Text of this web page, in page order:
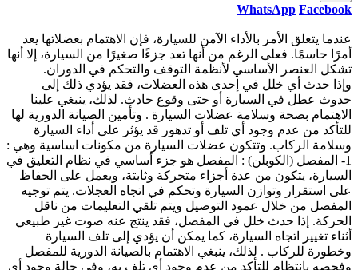
WhatsApp Facebook
عندما يتعلق الأمر بالأداء الآمن للسيارة، فإن الاهتمام بعضلاتها يعد
أمرًا حاسمًا. فعلى الرغم من أنها تعد جزءًا صغيرًا من السيارة، إلا أنها
تشكل العنصر الأساسي لأنظمة التوقف والتحكم في الدوران.
وإذا حدث أي خلل في إحدى هذه العضلات، فقد يؤدي ذلك إلى
حدوث عطل في السيارة أو حتى وقوع حادث. لذلك، ينبغي علينا
الاهتمام بصحة وسلامة عضلات السيارة . وتأمين الصيانة الدورية لها
للتأكد من عدم وجود أي تلف أو تدهور قد يؤثر على أداء السيارة
وسلامة الركاب. وتتكون عضلات السيارة من مكونات اساسية وهي :
1- المفصل (الكوبلن) : المفصل هو جزء أساسي في نظام التعليق في
السيارة، يتكون من عدة أجزاء متحركة وثابتة، ويعمل على الحفاظ
على استقرار وتوازن السيارة وتحكم في اتجاه العجلات. يتم توجيه
المفصل من خلال عمود التوصيل ويتم تلقي التعليمات من ناقل
الحركة. إذا حدث خلل في المفصل، فقد ينتج عنه صوت غير طبيعي
أثناء تغيير اتجاه السيارة، كما يمكن أن يؤدي إلى تلف السيارة
وخطورة للركاب . لذلك، ينبغي الاهتمام بالصيانة الدورية للمفصل
وفحصه بانتظام للتأكد من عدم وجود أي تلف به، وفي حالة وجود أي